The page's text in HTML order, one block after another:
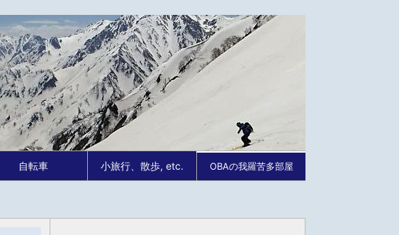
自転車 小旅行、散歩, etc. OBAの我羅苦多部屋